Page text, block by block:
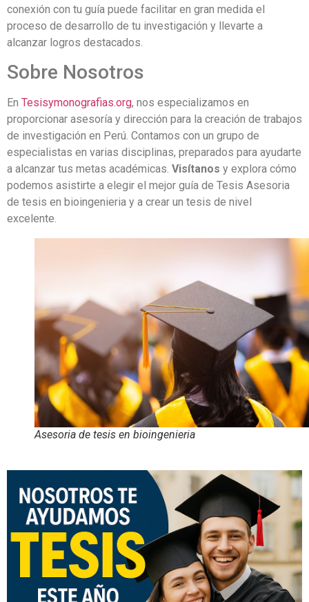
conexión con tu guía puede facilitar en gran medida el
proceso de desarrollo de tu investigación y llevarte a
alcanzar logros destacados.
Sobre Nosotros
En Tesisymonografias.org, nos especializamos en
proporcionar asesoría y dirección para la creación de trabajos
de investigación en Perú. Contamos con un grupo de
especialistas en varias disciplinas, preparados para ayudarte
a alcanzar tus metas académicas. Visítanos y explora cómo
podemos asistirte a elegir el mejor guía de Tesis Asesoria
de tesis en bioingenieria y a crear un tesis de nivel
excelente.
Asesoria de tesis en bioingenieria